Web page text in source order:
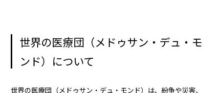
世界の医療団（メドゥサン・デュ・モ
ンド）について
世界の医療団（メドゥサン・デュ・モンド）は、紛争や災害、